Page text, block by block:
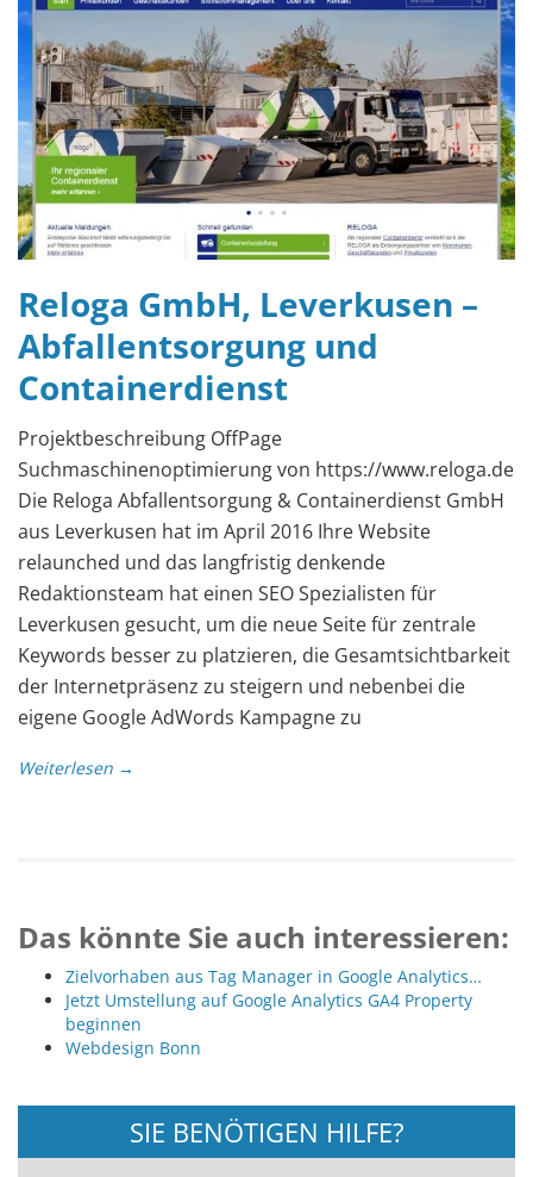
Reloga GmbH, Leverkusen –
Abfallentsorgung und
Containerdienst
Projektbeschreibung OffPage
Suchmaschinenoptimierung von https://www.reloga.de
Die Reloga Abfallentsorgung & Containerdienst GmbH
aus Leverkusen hat im April 2016 Ihre Website
relaunched und das langfristig denkende
Redaktionsteam hat einen SEO Spezialisten für
Leverkusen gesucht, um die neue Seite für zentrale
Keywords besser zu platzieren, die Gesamtsichtbarkeit
der Internetpräsenz zu steigern und nebenbei die
eigene Google AdWords Kampagne zu
Weiterlesen →
Das könnte Sie auch interessieren:
Zielvorhaben aus Tag Manager in Google Analytics…
Jetzt Umstellung auf Google Analytics GA4 Property
beginnen
Webdesign Bonn
SIE BENÖTIGEN HILFE?